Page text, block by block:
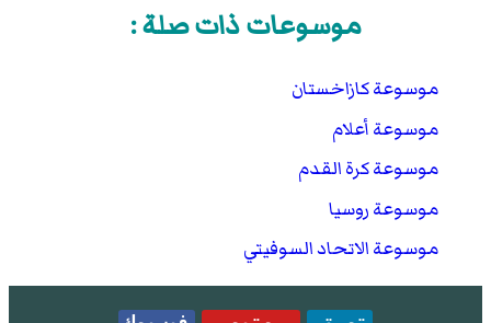
موسوعات ذات صلة :
موسوعة كازاخستان
موسوعة أعلام
موسوعة كرة القدم
موسوعة روسيا
موسوعة الاتحاد السوفيتي